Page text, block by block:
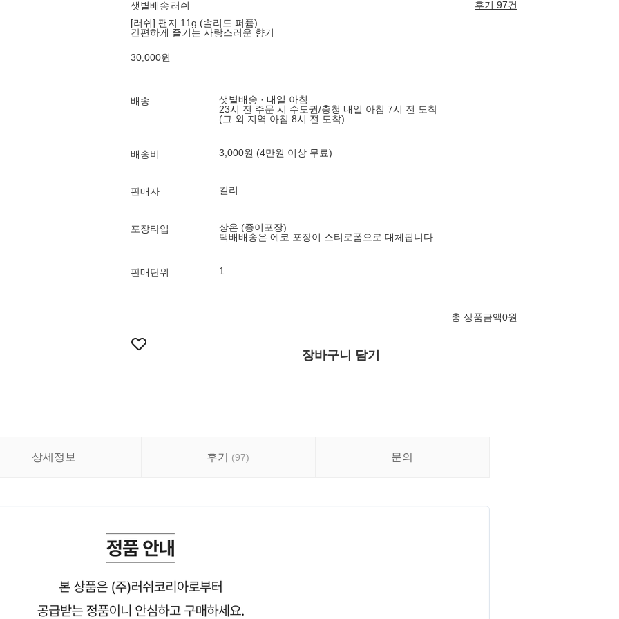
샛별배송 러쉬
후기 97건
[러쉬] 팬지 11g (솔리드 퍼퓸)
간편하게 즐기는 사랑스러운 향기
30,000원
배송
샛별배송 · 내일 아침
23시 전 주문 시 수도권/충청 내일 아침 7시 전 도착
(그 외 지역 아침 8시 전 도착)
배송비 3,000원 (4만원 이상 무료)
판매자 컬리
포장타입
상온 (종이포장)
택배배송은 에코 포장이 스티로폼으로 대체됩니다.
판매단위 1
총 상품금액0원
장바구니 담기
상세정보 후기 (97) 문의